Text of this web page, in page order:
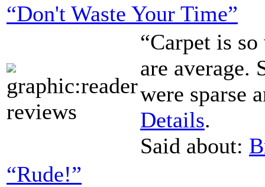
“Don't Waste Your Time”
“Carpet is
are average.
were sparse
Details.
Said about:
“Rude!”